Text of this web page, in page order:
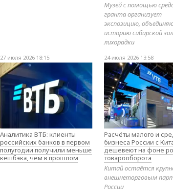
Музей с помощью
гранта организует
экспозицию,
историю сибирской
лихорадки
27 июля 2026 18:15
Аналитика ВТБ: клиенты
российских банков в первом
полугодии получили меньше
кешбэка, чем в прошлом
24 июля 2026 13:58
Расчёты малого и
бизнеса России с
дешевеют на фоне
товарооборота
Китай остаётся
внешнеторговым
России